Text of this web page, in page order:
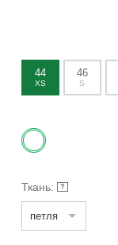
44
XS
46
S
Ткань: ?
петля